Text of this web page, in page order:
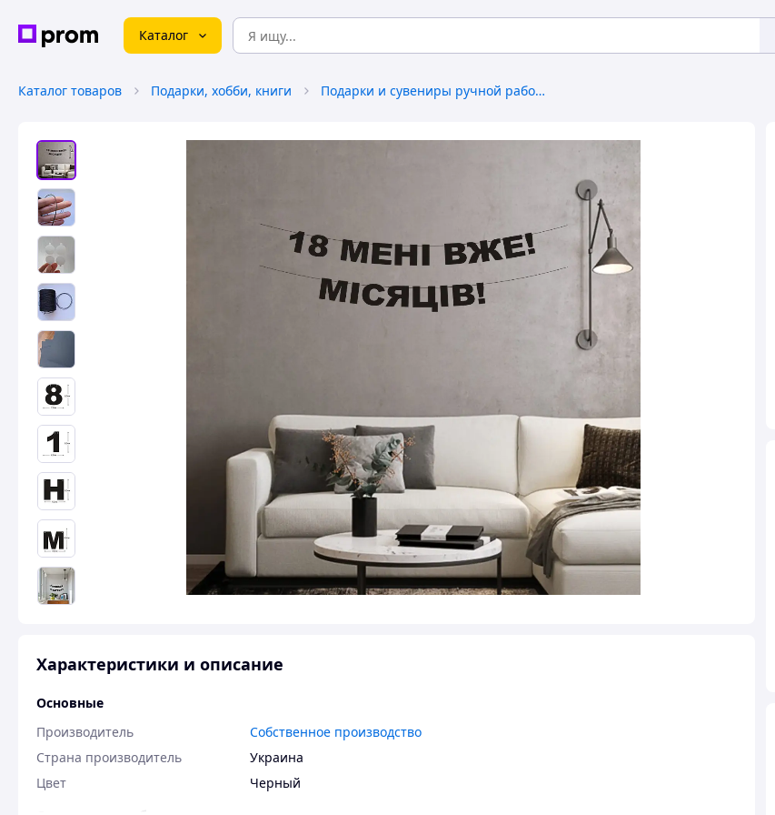
Каталог
Каталог товаров Подарки, хобби, книги Подарки и сувениры ручной работы
Характеристики и описание
Основные
Производитель
Собственное производство
Страна производитель
Украина
Цвет
Черный